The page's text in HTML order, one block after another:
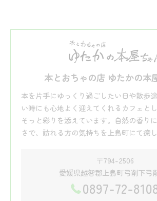
本とおちゃの店 ゆたかの本
本を片手にゆっくり過ごしたい日や散歩
い時にも心地よく迎えてくれるカフェと
そっと彩りを添えています。自然の香り
さで、訪れる方の気持ちを上島町にて癒し
〒794-2506
愛媛県越智郡上島町弓削下弓
0897-72-